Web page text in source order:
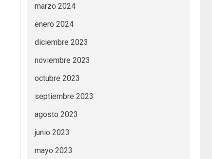
marzo 2024
enero 2024
diciembre 2023
noviembre 2023
octubre 2023
septiembre 2023
agosto 2023
junio 2023
mayo 2023